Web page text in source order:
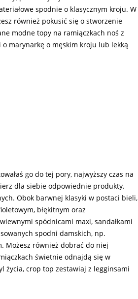
spodnie o klasycznym kroju. W
również pokusić się o stworzenie
modne topy na ramiączkach noś z
marynarkę o męskim kroju lub lekką
go do tej pory, najwyższy czas na
dla siebie odpowiednie produkty.
Obok barwnej klasyki w postaci bieli,
błękitnym oraz
spódnicami maxi, sandałkami
spodni damskich, np.
Możesz również dobrać do niej
świetnie odnajdą się w
życia, crop top zestawiaj z legginsami